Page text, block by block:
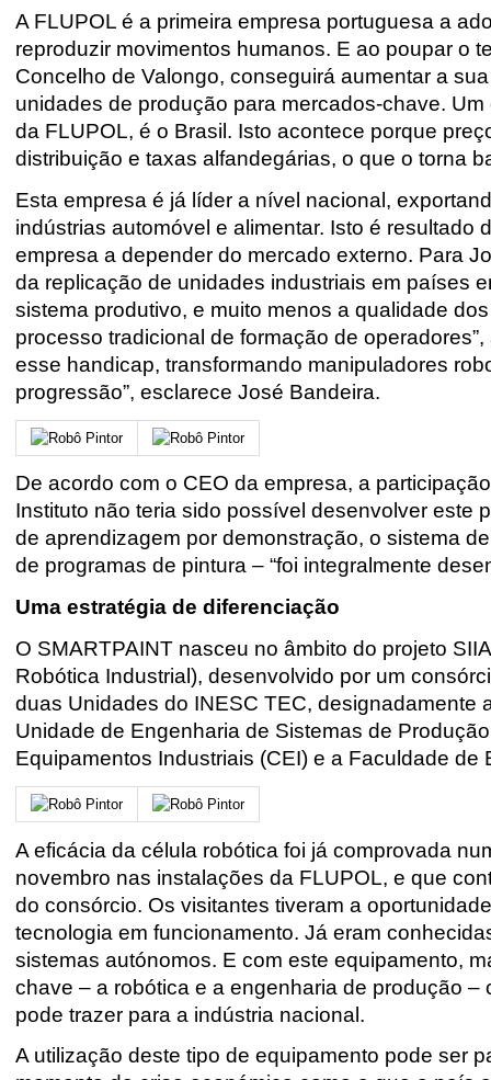
A FLUPOL é a primeira empresa portuguesa a
reproduzir movimentos humanos. E ao poupar o
Concelho de Valongo, conseguirá aumentar a
unidades de produção para mercados-chave.
da FLUPOL, é o Brasil. Isto acontece porque
distribuição e taxas alfandegárias, o que o torna
Esta empresa é já líder a nível nacional,
indústrias automóvel e alimentar. Isto é
empresa a depender do mercado externo. Para
da replicação de unidades industriais em países
sistema produtivo, e muito menos a qualidade
processo tradicional de formação de
esse handicap, transformando manipuladores
progressão”, esclarece José Bandeira.
De acordo com o CEO da empresa, a
Instituto não teria sido possível desenvolver este
de aprendizagem por demonstração, o sistema
de programas de pintura – “foi integralmente
Uma estratégia de diferenciação
O SMARTPAINT nasceu no âmbito do projeto
Robótica Industrial), desenvolvido por um
duas Unidades do INESC TEC, designadamente
Unidade de Engenharia de Sistemas de
Equipamentos Industriais (CEI) e a Faculdade
A eficácia da célula robótica foi já comprovada
novembro nas instalações da FLUPOL, e que
do consórcio. Os visitantes tiveram a
tecnologia em funcionamento. Já eram
sistemas autónomos. E com este equipamento,
chave – a robótica e a engenharia de produção
pode trazer para a indústria nacional.
A utilização deste tipo de equipamento pode ser